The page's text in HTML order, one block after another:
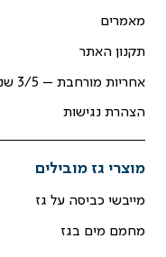
מאמרים
תקנון האתר
אחריות מורחבת – 3/5 שנים
הצהרת נגישות
מוצרי גז מובילים
מייבשי כביסה על גז
מחמם מים בגז